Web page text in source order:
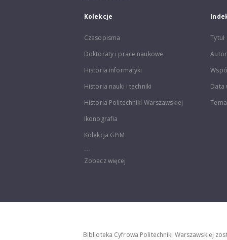
Kolekcje
Czasopisma
Doktoraty i prace naukowe
Historia informatyki
Historia nauki i techniki
Historia Politechniki Warszawskiej
Ikonografia
Kolekcja GPiM
...
Zobacz więcej
Tytuł
Autor
Data
Biblioteka Cyfrowa Politechniki Warszawskiej